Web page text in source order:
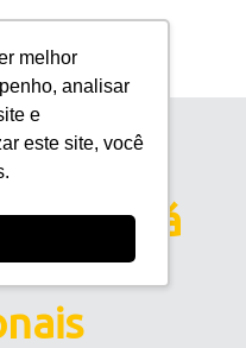
melhor
analisar
e
este site, você
está
de